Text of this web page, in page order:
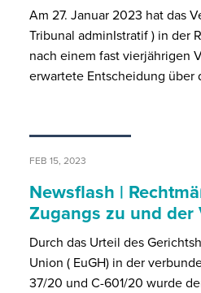
Am 27. Januar 2023 hat das
Tribunal adminIstratif ) in der
nach einem fast vierjährigen
erwartete Entscheidung
FEB 15, 2023
Newsflash |
Zugangs zu und
Durch das Urteil des
Union ( EuGH) in der
37/20 und C-601/20 wurde